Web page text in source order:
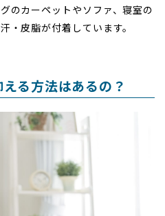
のカーペットやソファ、寝室の
・皮脂が付着しています。
る方法はあるの？